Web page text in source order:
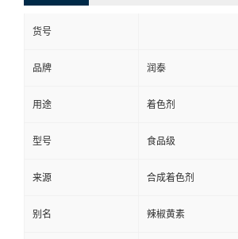
货号
品牌 润泰
用途 着色剂
型号 食品级
来源 合成着色剂
别名 辣椒黄素